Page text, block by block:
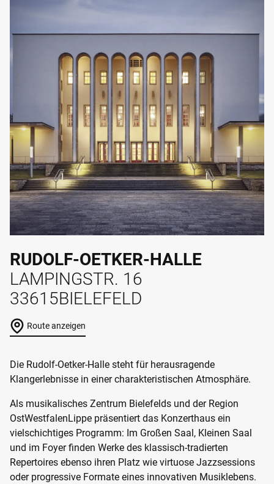
RUDOLF-OETKER-HALLE
LAMPINGSTR. 16
33615BIELEFELD
Route anzeigen
Die Rudolf-Oetker-Halle steht für herausragende
Klangerlebnisse in einer charakteristischen Atmosphäre.
Als musikalisches Zentrum Bielefelds und der Region
OstWestfalenLippe präsentiert das Konzerthaus ein
vielschichtiges Programm: Im Großen Saal, Kleinen Saal
und im Foyer finden Werke des klassisch-tradierten
Repertoires ebenso ihren Platz wie virtuose Jazzsessions
oder progressive Formate eines innovativen Musiklebens.